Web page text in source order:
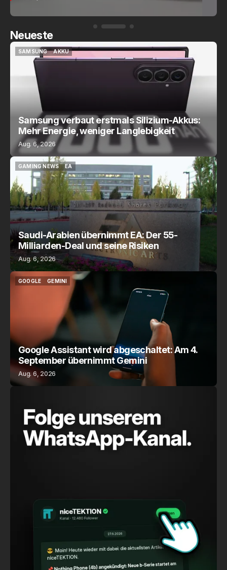
Neueste
SAMSUNG
SAMSUNG
AKKU
AKKU
Samsung verbaut erstmals Silizium-Akkus:
Mehr Energie, weniger Langlebigkeit
Aug. 6, 2026
GAMING NEWS
GAMING NEWS
EA
EA
Saudi-Arabien übernimmt EA: Der 55-
Milliarden-Deal und seine Risiken
Aug. 6, 2026
GOOGLE
GEMINI
Google Assistant wird abgeschaltet: Am 4.
September übernimmt Gemini
Aug. 6, 2026